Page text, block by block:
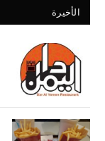
الأخيرة